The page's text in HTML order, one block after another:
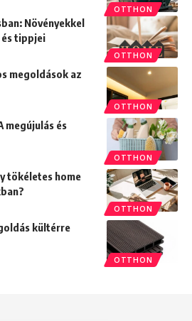
OTTHON
OTTHON
Növényekkel
tippjei
OTTHON
megoldások az
OTTHON
megújulás és
OTTHON
tökéletes home
OTTHON
kültérre